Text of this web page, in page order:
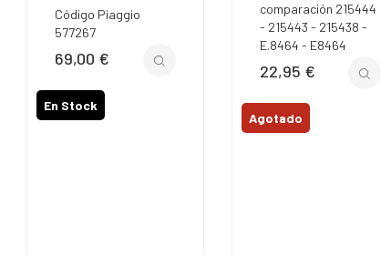
Código Piaggio
577267
Precio
69,00 €
En Stock
comparación 215444
- 215443 - 215438 -
E.8464 - E8464
Precio
22,95 €
Agotado